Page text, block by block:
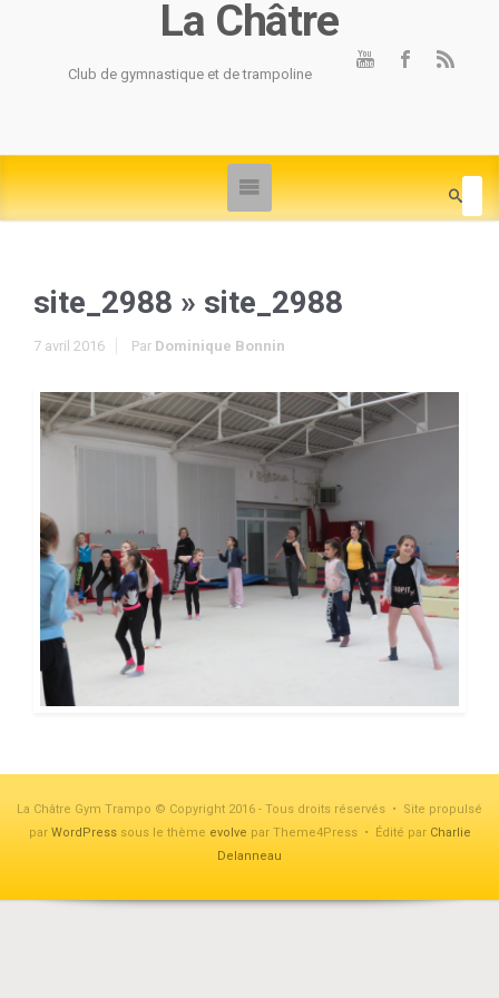
La Châtre
Club de gymnastique et de trampoline
site_2988 » site_2988
7 avril 2016 Par Dominique Bonnin
La Châtre Gym Trampo © Copyright 2016 - Tous droits réservés • Site propulsé
par WordPresssous le thème evolve par Theme4Press • Édité par Charlie
Delanneau